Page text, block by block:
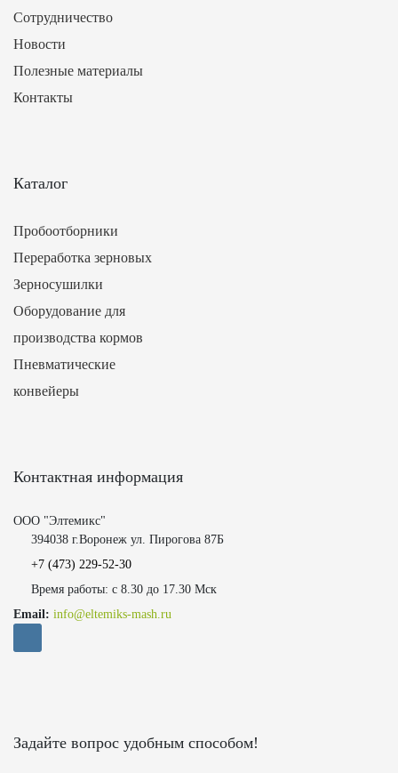
Сотрудничество
Новости
Полезные материалы
Контакты
Каталог
Пробоотборники
Переработка зерновых
Зерносушилки
Оборудование для
производства кормов
Пневматические
конвейеры
Контактная информация
ООО "Элтемикс"
394038 г.Воронеж ул. Пирогова 87Б
+7 (473) 229-52-30
Время работы: с 8.30 до 17.30 Мск
Email: info@eltemiks-mash.ru
Задайте вопрос удобным способом!